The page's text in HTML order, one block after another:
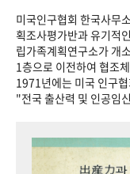
미국인구협회 한국사무
획조사평가반과 유기적
립가족계획연구소가 개
1층으로 이전하여 협조
1971년에는 미국 인구
"전국 출산력 및 인공임